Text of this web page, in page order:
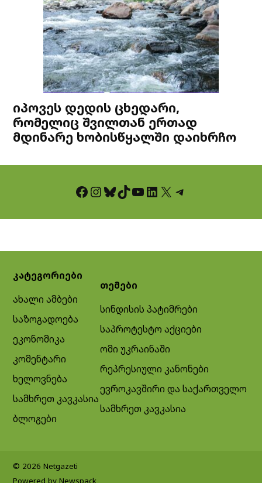
იპოვეს დედის ცხედარი,
რომელიც შვილთან ერთად
მდინარე ხობისწყალში დაიხრჩო
Facebook InstagramBluesky TikTok YouTube LinkedIn X Telegram
კატეგორიები
ახალი ამბები
საზოგადოება
ეკონომიკა
კომენტარი
ხელოვნება
სამხრეთ კავკასია
ბლოგები
თემები
სინდისის პატიმრები
საპროტესტო აქციები
ომი უკრაინაში
რეპრესიული კანონები
ევროკავშირი და საქართველო
სამხრეთ კავკასია
© 2026 Netgazeti
Powered by Newspack